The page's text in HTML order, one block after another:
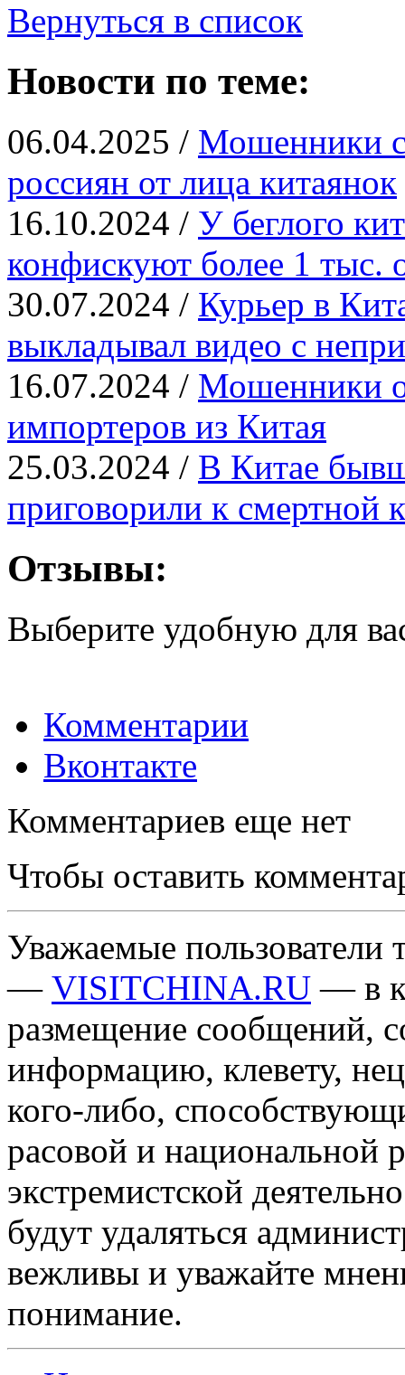
Вернуться в список
Новости по теме:
06.04.2025 / Мошенники
россиян от лица китаянок
16.10.2024 / У беглого
конфискуют более 1 тыс.
30.07.2024 / Курьер в
выкладывал видео с
16.07.2024 / Мошенники
импортеров из Китая
25.03.2024 / В Китае
приговорили к смертной
Отзывы:
Выберите удобную для
Комментарии
Вконтакте
Комментариев еще нет
Чтобы оставить
Уважаемые пользователи
— VISITCHINA.RU — в
размещение сообщений,
информацию, клевету,
кого-либо,
расовой и национальной
экстремистской
будут удаляться
вежливы и уважайте
понимание.